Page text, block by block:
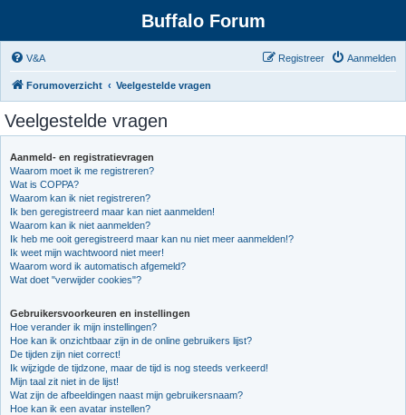
Buffalo Forum
V&A Aanmelden
Registreer
Forumoverzicht Veelgestelde vragen
Veelgestelde vragen
Aanmeld- en registratievragen
Waarom moet ik me registreren?
Wat is COPPA?
Waarom kan ik niet registreren?
Ik ben geregistreerd maar kan niet aanmelden!
Waarom kan ik niet aanmelden?
Ik heb me ooit geregistreerd maar kan nu niet meer aanmelden!?
Ik weet mijn wachtwoord niet meer!
Waarom word ik automatisch afgemeld?
Wat doet "verwijder cookies"?
Gebruikersvoorkeuren en instellingen
Hoe verander ik mijn instellingen?
Hoe kan ik onzichtbaar zijn in de online gebruikers lijst?
De tijden zijn niet correct!
Ik wijzigde de tijdzone, maar de tijd is nog steeds verkeerd!
Mijn taal zit niet in de lijst!
Wat zijn de afbeeldingen naast mijn gebruikersnaam?
Hoe kan ik een avatar instellen?